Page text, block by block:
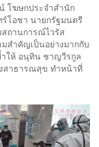
โฆษกประจำสำนัก
โอชา นายกรัฐมนตรี
ถานการณ์ไวรัส
สำคัญเป็นอย่างมากกับ
ให้ อนุทิน ชาญวีรกูล
สาธารณสุข ทำหน้าที่